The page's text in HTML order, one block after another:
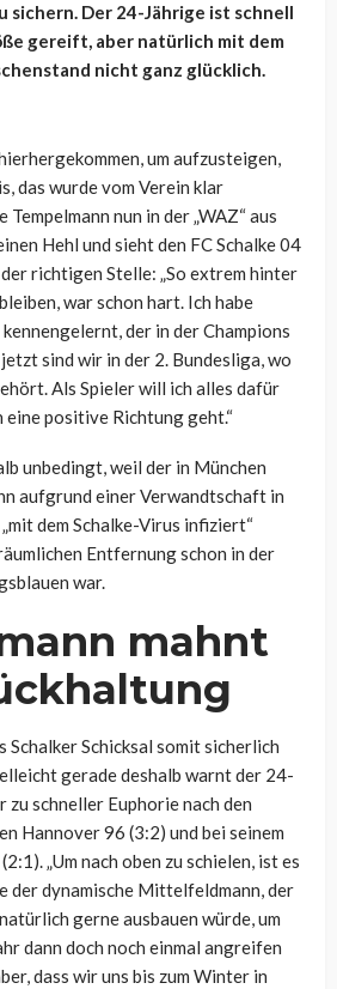
sichern. Der 24-Jährige ist schnell
gereift, aber natürlich mit dem
nicht ganz glücklich.
um aufzusteigen,
das wurde vom Verein klar
nun in der „WAZ“ aus
Hehl und sieht den FC Schalke 04
richtigen Stelle: „So extrem hinter
war schon hart. Ich habe
der in der Champions
sind wir in der 2. Bundesliga, wo
Als Spieler will ich alles dafür
eine positive Richtung geht.“
unbedingt, weil der in München
aufgrund einerVerwandtschaft in
mit dem Schalke-Virus infiziert“
Entfernung schon in der
war.
mahnt
Schalker Schicksal somit sicherlich
gerade deshalb warnt der 24-
zu schneller Euphorie nach den
Hannover 96 (3:2) und bei seinem
„Um nach oben zu schielen, ist es
der dynamische Mittelfeldmann, der
gerne ausbauen würde, um
dann doch noch einmal angreifen
dass wir uns bis zum Winter in